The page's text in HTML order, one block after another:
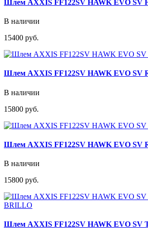
Шлем AXXIS FF122SV HAWK EVO SV
В наличии
15400 руб.
Шлем AXXIS FF122SV HAWK EVO SV
В наличии
15800 руб.
Шлем AXXIS FF122SV HAWK EVO SV
В наличии
15800 руб.
Шлем AXXIS FF122SV HAWK EVO SV